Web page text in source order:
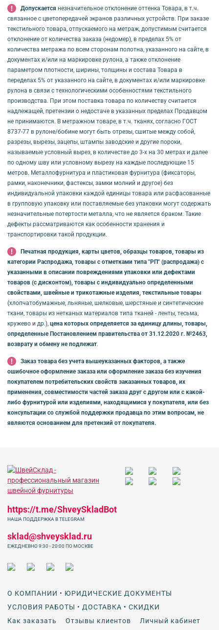
Допускается незначительное отклонение оттенка Товара, в т.ч.
связанное с цветопередачей экранов различных устройств. При заказе
текстильного товара, отпускаемого на метраж, допустимым считается
отклонение от количества заказа (недомер), в пределах 5% от
количества метража по всем сторонам полотна, указанного на сайте, в
документах и/или на маркировке рулона, а также отклонение
параметром плотности, ширины, толщины и состава Товара в
переделах 5% от указанного на сайте, в документах и/или маркировке
рулона в связи с технологическими особенностями текстильного
производства. При этом поставка товара по количеству считается
надлежащей, претензии о недостаче в указанных пределах Продавцом
не принимаются. В метражном товаре, в т.ч. тканях, согласно ГОСТ
8737-77 в рулоне/бобине могут быть отрезы, сшитые между собой,
разрезы, вырезы, зацепы, штампы заводские и другие пороки,
называемые условный вырез, в количестве до 3-х на 30 метрах и далее
по одному шву или условному вырезу на каждые последующие 15
метров. Металлофурнитура и пластиковая фурнитура (фиксаторы,
рамки, наконечники, фастексы, замки молний и другое) без
индивидуальной упаковки каждой единицы товара или расфасованные
в групповую упаковку или поставляемые без упаковки могут содержать
незначительные потертости металла, что не является браком. Такие
дефекты рассматриваются как особенности хранения и
транспортировки такой продукции.
Печатная продукция, карты цветов, образцы товаров, товары из
категории Распродажа, товары с отметками типа "РП" (распродажа) с
указанными в описании повреждениями упаковки или дефектами
товаров (с дисконтом), товары с индивидуально определенными
свойствами, швейные и трикотажные изделия, текстильные товары
(хлопчатобумажные, льняные, шелковые, шерстяные и синтетические
ткани, товары из нетканых материалов типа тканей - ленты, тесьма,
кружево и др.), цена которых определяется за единицу длины, товары,
определенные Постановлением правительства от 31.12.2020 г. №2463,
возврату и обмену не подлежат.
Заказ товара без учета вышеуказанных факторов, а также
ошибочное оформление заказа или оформление заказа без изучения
покупателем потребительских свойств заказанных товаров, их
применения, совместимости частей заказа друг с другом или с какой-
либо фурнитурой или изделиями, находящимися у покупателя, или без
консультации со службой поддержки продавца по этим вопросам, не
являются основанием для претензий от покупателя.
О КОМПАНИИ • ЮРИДИЧЕСКИЕ ДОКУМЕНТЫ
УСЛОВИЯ РАБОТЫ • ДОСТАВКА • СКИДКИ
Как заказать
Отзывы клиентов
Личный кабинет
https://t.me/ShveySkladBot
НАША ПОДДЕРЖКА В TELEGRAM
sklad@shveysklad.ru
ЕЖЕДНЕВНО 9:30 - 20:00 ПО МОСКВЕ